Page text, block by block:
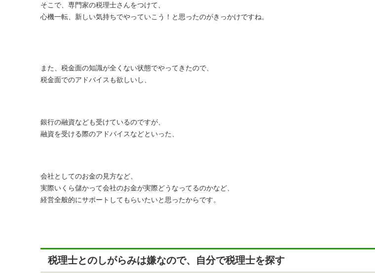
そこで、専門家の税理士さんをつけて、
心機一転、新しい気持ちでやっていこう！と思ったのがきっかけですね。
また、税金面の知識が全くない状態でやってきたので、
税金面でのアドバイスも欲しいし、
銀行の融資なども受けているのですが、
融資を受ける際のアドバイスなどといった、
会社としてのお金の見方など、
実際いくら儲かって会社のお金が実際どうなってるのかなど、
経営全般的にサポートしてもらいたいと思ったからです。
税理士とのしがらみは嫌なので、自分で税理士を探す